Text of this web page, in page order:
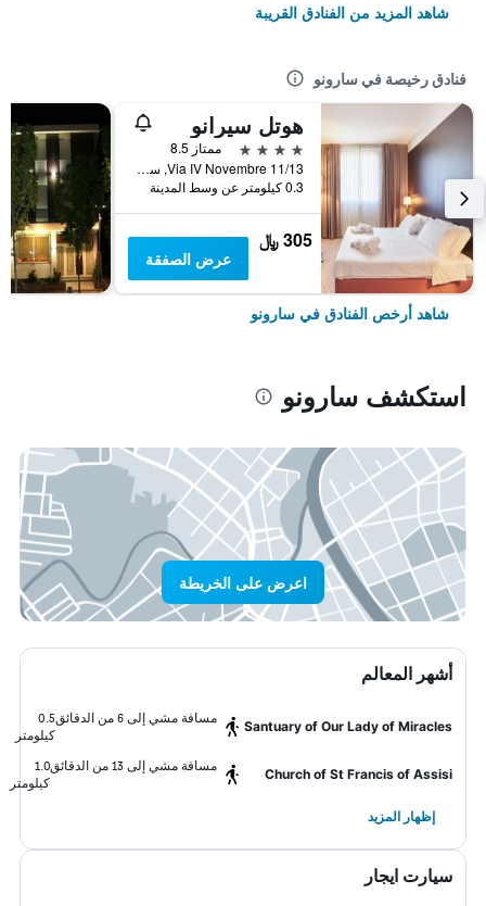
شاهد المزيد من الفنادق القريبة
فنادق رخيصة في سارونو
هوتل سيرانو
4 نجوم
ممتاز 8.5
Via IV Novembre 11/13, سارونو, مقاطعة فاريزي, إيطاليا
0.3 كيلومتر عن وسط المدينة
305 ﷼
عرض الصفقة
شاهد أرخص الفنادق في سارونو
استكشف سارونو
اعرض على الخريطة
أشهر المعالم
Santuary of Our Lady of Miracles
مسافة مشي إلى 6 من الدقائق
0.5
كيلومتر
Church of St Francis of Assisi
مسافة مشي إلى 13 من الدقائق
1.0
كيلومتر
إظهار المزيد
سيارت ايجار